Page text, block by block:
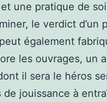
une pratique de
le verdict d’un
également
les ouvrages, un
il sera le héros
de jouissance à